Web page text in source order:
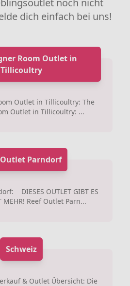
noch nicht
dich einfach bei uns!
Room Outlet in
Tillicoultry
Outlet in Tillicoultry: The
Outlet in Tillicoultry: ...
Outlet Parndorf
DIESES OUTLET GIBT ES
MEHR! Reef Outlet Parn...
Schweiz
& Outlet Übersicht: Die